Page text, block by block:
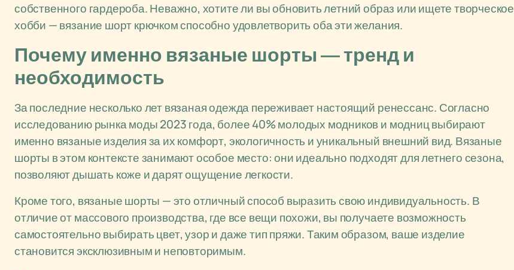
собственного гардероба. Неважно, хотите ли вы обновить летний образ или ищете творческое
хобби — вязание шорт крючком способно удовлетворить оба эти желания.
Почему именно вязаные шорты — тренд и
необходимость
За последние несколько лет вязаная одежда переживает настоящий ренессанс. Согласно
исследованию рынка моды 2023 года, более 40% молодых модников и модниц выбирают
именно вязаные изделия за их комфорт, экологичность и уникальный внешний вид. Вязаные
шорты в этом контексте занимают особое место: они идеально подходят для летнего сезона,
позволяют дышать коже и дарят ощущение легкости.
Кроме того, вязаные шорты — это отличный способ выразить свою индивидуальность. В
отличие от массового производства, где все вещи похожи, вы получаете возможность
самостоятельно выбирать цвет, узор и даже тип пряжи. Таким образом, ваше изделие
становится эксклюзивным и неповторимым.